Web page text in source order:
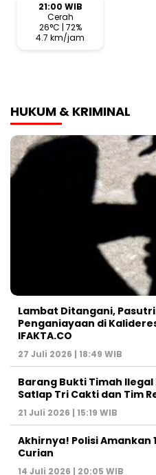
21:00 WIB
Cerah
26°C | 72%
4.7 km/jam
HUKUM & KRIMINAL
Lambat Ditangani,
Penganiayaan di
IFAKTA.CO
27 Juli 2026 | 18:49 WIB
Barang Bukti Timah Ilegal
Satlap Tri Cakti dan Tim
21 Juli 2026 | 15:19 WIB
Akhirnya! Polisi Amankan
Curian
14 Juli 2026 | 20:05 WIB